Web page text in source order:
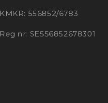
KMKR: 556852/6783
Reg nr: SE556852678301